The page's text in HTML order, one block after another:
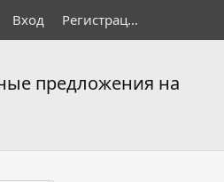
Вход Регистрация
предложения на